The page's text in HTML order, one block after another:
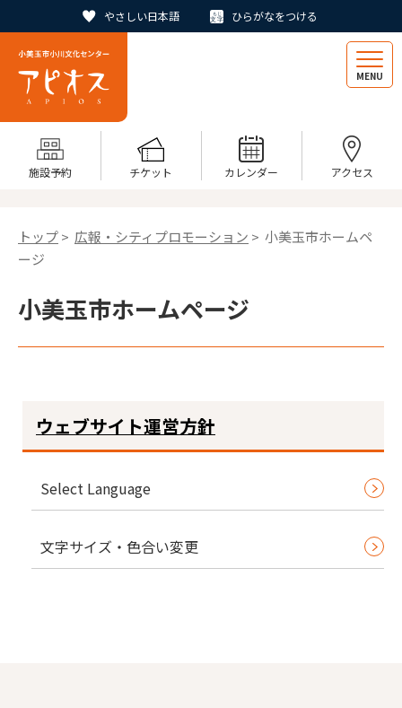
やさしい日本語 ひらがなをつける
MENU
施設予約 チケット カレンダー アクセス
トップ> 広報・シティプロモーション > 小美玉市ホームペ
ージ
小美玉市ホームページ
ウェブサイト運営方針
Select Language
文字サイズ・色合い変更